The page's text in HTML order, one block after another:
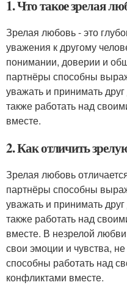
1. Что такое зрелая
Зрелая любовь - это
уважения к другому
понимании, доверии и
партнёры способны
уважать и принимать
также работать над
вместе.
2. Как отличить
Зрелая любовь
партнёры способны
уважать и принимать
также работать над
вместе. В незрелой
свои эмоции и чувства,
способны работать над
конфликтами вместе.